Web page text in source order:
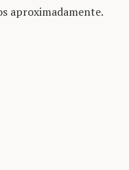
aproximadamente.